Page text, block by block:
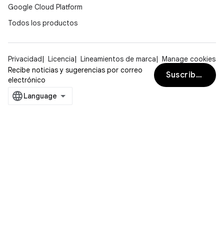
Google Cloud Platform
Todos los productos
Privacidad Licencia Lineamientos de marca
Manage cookies
Recibe noticias y sugerencias por correo
electrónico
Suscribirse